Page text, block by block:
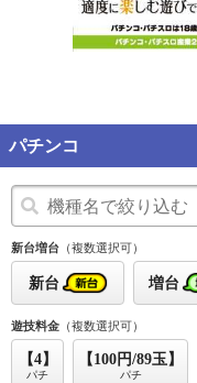
パチンコ
新台増台 （複数選択可）
新台 増台
遊技料金 （複数選択可）
【4】
パチ
【100円/89玉】
パチ